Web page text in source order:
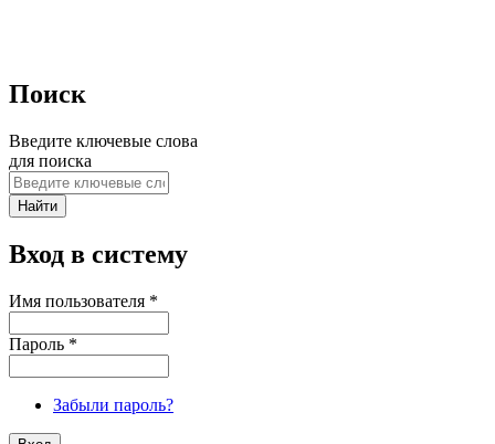
Поиск
Введите ключевые слова
для поиска
Вход в систему
Имя пользователя *
Пароль *
Забыли пароль?